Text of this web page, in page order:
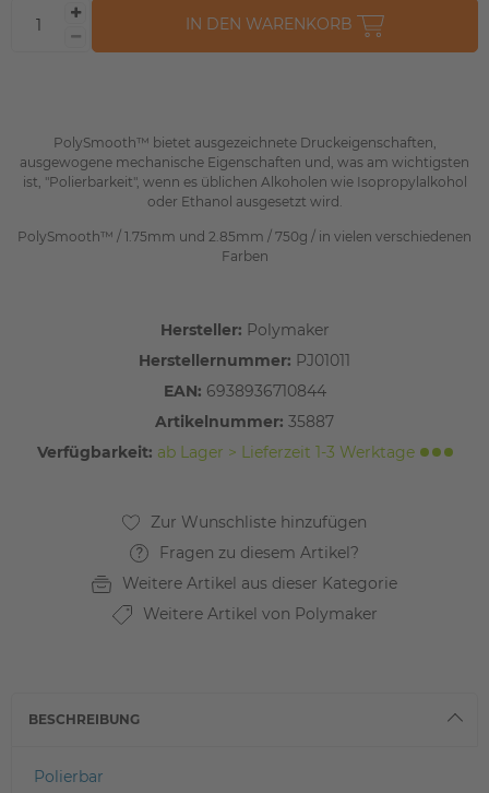
PolySmooth™ bietet ausgezeichnete Druckeigenschaften,
ausgewogene mechanische Eigenschaften und, was am wichtigsten
ist, "Polierbarkeit", wenn es üblichen Alkoholen wie Isopropylalkohol
oder Ethanol ausgesetzt wird.
PolySmooth™ / 1.75mm und 2.85mm / 750g / in vielen verschiedenen
Farben
Hersteller: Polymaker
Herstellernummer: PJ01011
EAN: 6938936710844
Artikelnummer: 35887
Verfügbarkeit: ab Lager > Lieferzeit 1-3 Werktage
Fragen zu diesem Artikel?
Weitere Artikel aus dieser Kategorie
Weitere Artikel von Polymaker
IN DEN WARENKORB
BESCHREIBUNG
Polierbar